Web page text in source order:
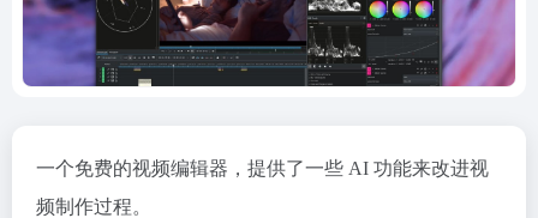
一个免费的视频编辑器，提供了一些 AI 功能来改进视
频制作过程。